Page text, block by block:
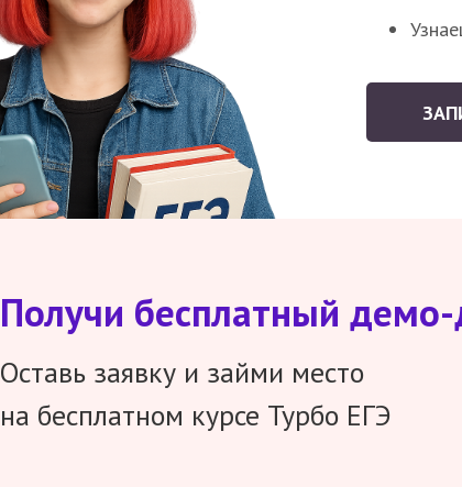
Получи бесплатный демо-
Оставь заявку и займи место
на бесплатном курсе Турбо ЕГЭ